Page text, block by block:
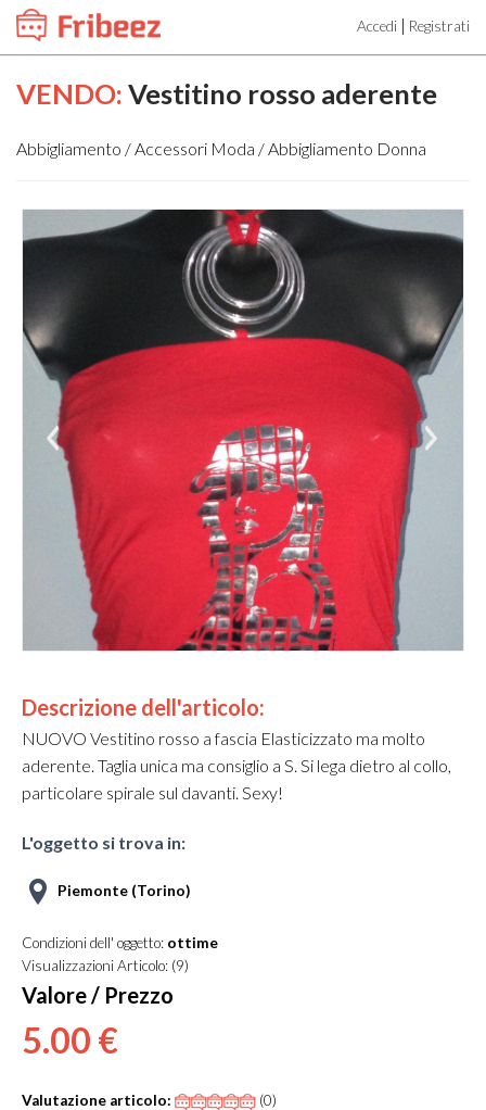
Accedi | Registrati
VENDO: Vestitino rosso aderente
Abbigliamento / Accessori Moda / Abbigliamento Donna
Pre
viou
Descrizione dell'articolo:
NUOVO Vestitino rosso a fascia Elasticizzato ma molto
aderente. Taglia unica ma consiglio a S. Si lega dietro al collo,
particolare spirale sul davanti. Sexy!
L'oggetto si trova in:
Piemonte (Torino)
Condizioni dell' oggetto: ottime
Visualizzazioni Articolo: (9)
Valore / Prezzo
5.00 €
Valutazione articolo: (0)